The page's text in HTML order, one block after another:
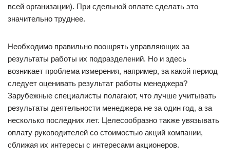
всей организации). При сдельной оплате сделать это
значительно труднее.
Необходимо правильно поощрять управляющих за
результаты работы их подразделений. Но и здесь
возникает проблема измерения, например, за какой период
следует оценивать результат работы менеджера?
Зарубежные специалисты полагают, что лучше учитывать
результаты деятельности менеджера не за один год, а за
несколько последних лет. Целесообразно также увязывать
оплату руководителей со стоимостью акций компании,
сближая их интересы с интересами акционеров.